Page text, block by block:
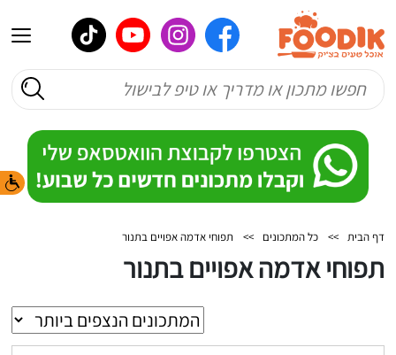
דף הבית >> כל המתכונים >> תפוחי אדמה אפויים בתנור
תפוחי אדמה אפויים בתנור